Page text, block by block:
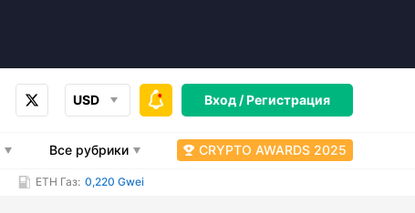
USD Вход /Регистрация
Все рубрики CRYPTO AWARDS 2025
ETH Газ: 0,220 Gwei